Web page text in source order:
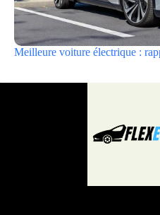
Meilleure voiture électrique :